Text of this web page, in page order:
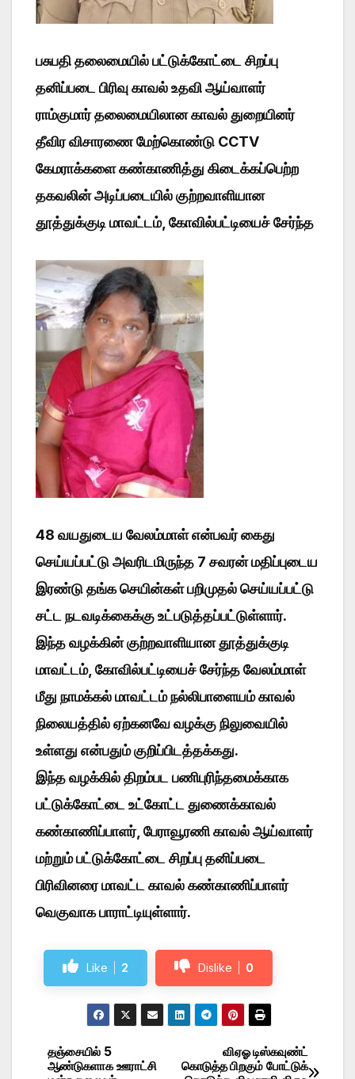
பசுபதி தலைமையில் பட்டுக்கோட்டை சிறப்பு
தனிப்படை பிரிவு காவல் உதவி ஆய்வாளர்
ராம்குமார் தலைமையிலான காவல் துறையினர்
தீவிர விசாரணை மேற்கொண்டு CCTV
கேமராக்களை கண்காணித்து கிடைக்கப்பெற்ற
தகவலின் அடிப்படையில் குற்றவாளியான
தூத்துக்குடி மாவட்டம், கோவில்பட்டியைச் சேர்ந்த
48 வயதுடைய வேலம்மாள் என்பவர் கைது
செய்யப்பட்டு அவரிடமிருந்த 7 சவரன் மதிப்புடைய
இரண்டு தங்க செயின்கள் பறிமுதல் செய்யப்பட்டு
சட்ட நடவடிக்கைக்கு உட்படுத்தப்பட்டுள்ளார்.
இந்த வழக்கின் குற்றவாளியான தூத்துக்குடி
மாவட்டம், கோவில்பட்டியைச் சேர்ந்த வேலம்மாள்
மீது நாமக்கல் மாவட்டம் நல்லிபாளையம் காவல்
நிலையத்தில் ஏற்கனவே வழக்கு நிலுவையில்
உள்ளது என்பதும் குறிப்பிடத்தக்கது.
இந்த வழக்கில் திறம்பட பணிபுரிந்தமைக்காக
பட்டுக்கோட்டை உட்கோட்ட துணைக்காவல்
கண்காணிப்பாளர், பேராவூரணி காவல் ஆய்வாளர்
மற்றும் பட்டுக்கோட்டை சிறப்பு தனிப்படை
பிரிவினரை மாவட்ட காவல் கண்காணிப்பாளர்
வெகுவாக பாராட்டியுள்ளார்.
Like 2 Dislike 0
Post
விஏஓ டிஸ்கவுண்ட்
கொடுத்த பிறகும் போட்டுக்
தஞ்சையில் 5
ஆண்டுகளாக ஊராட்சி